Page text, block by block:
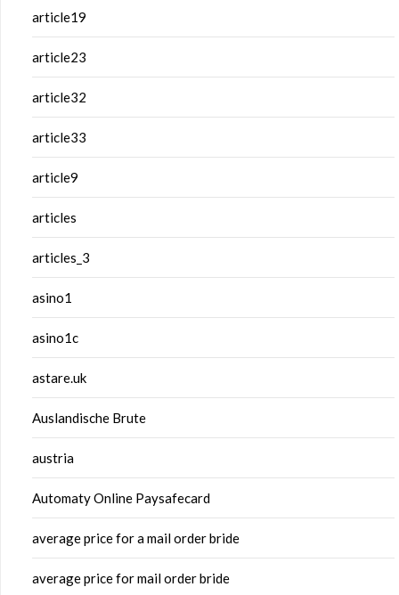
article19
article23
article32
article33
article9
articles
articles_3
asino1
asino1c
astare.uk
Auslandische Brute
austria
Automaty Online Paysafecard
average price for a mail order bride
average price for mail order bride